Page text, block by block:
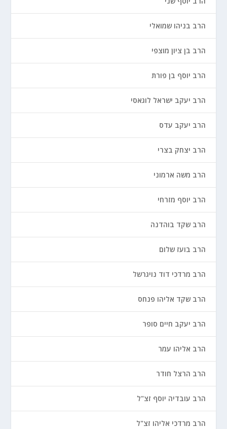
הרב בניהו שמואלי
הרב בן ציון מוצפי
הרב יוסף בן פורת
הרב יעקב ישראל לוגאסי
הרב יעקב עדס
הרב יצחק בצרי
הרב משה ארמוני
הרב יוסף מזרחי
הרב שקד בוהדנה
הרב בועז שלום
הרב מרדכי דוד נויגרשל
הרב שקד אליהו פנחס
הרב יעקב חיים סופר
הרב אליהו עמר
הרב הרצל חודר
הרב עובדיה יוסף זצ"ל
הרב מרדכי אליהו זצ"ל